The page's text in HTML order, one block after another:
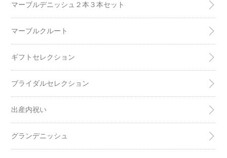
マーブルデニッシュ２本３本セット
マーブルクルート
ギフトセレクション
ブライダルセレクション
出産内祝い
グランデニッシュ